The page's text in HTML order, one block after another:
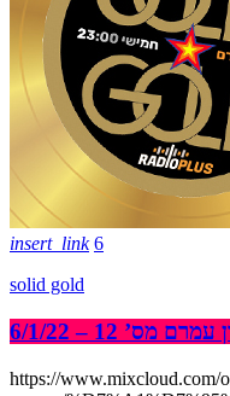
insert_link 6
solid gold
מס’ 12 – 6/1/22
https://www.mixcloud.com/